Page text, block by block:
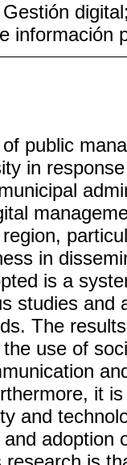
Gestión
información
public
in
in
is a
studies and
The
use of
it
and
adoption